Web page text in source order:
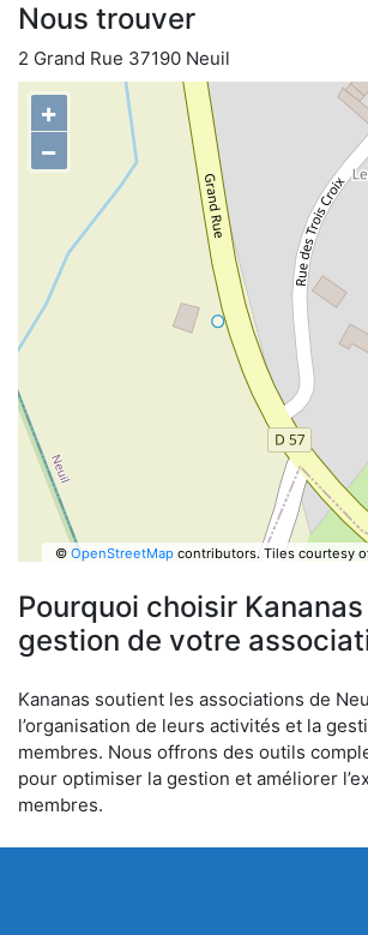
Nous trouver
2 Grand Rue 37190 Neuil
+
−
© OpenStreetMapcontributors. Tiles courtesy
Pourquoi choisir
gestion de votre
Kananas soutient les associations de
l’organisation de leurs activités et la
membres. Nous offrons des outils
pour optimiser la gestion et améliorer
membres.